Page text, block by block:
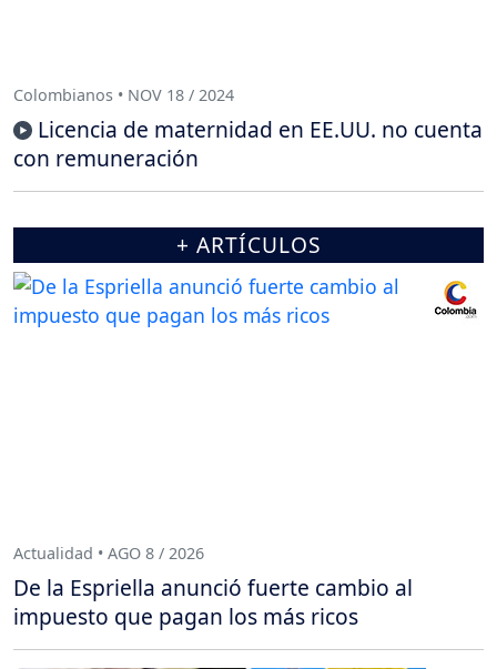
Colombianos • NOV 18 / 2024
Licencia de maternidad en EE.UU. no cuenta
con remuneración
+ ARTÍCULOS
Actualidad • AGO 8 / 2026
De la Espriella anunció fuerte cambio al
impuesto que pagan los más ricos